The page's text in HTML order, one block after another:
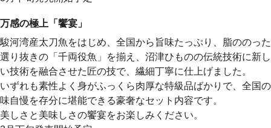
万感の極上「饗宴」
駿河湾産太刀魚をはじめ、全国から旨味たっぷり、脂ののった
選り抜きの「千両役魚」を揃え、沼津ひものの伝統技術に新し
い技術を融合させた匠の技で、繊細丁寧に仕上げました。
いずれも素性よく身がふっくら肉厚な特級品ばかりで、全国の
味自慢を存分に堪能できる豪奢なセット内容です。
美しさと美味しさの饗宴をお楽しみください。